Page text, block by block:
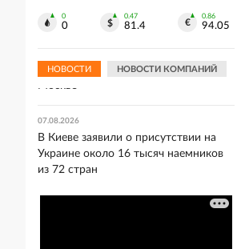
0
0
0.47
81.4
0.86
94.05
НОВОСТИ НОВОСТИ КОМПАНИЙ
Иваном Едешко пройдет 7 августа в
Москве
07.08.2026
В Киеве заявили о присутствии на
Украине около 16 тысяч наемников
из 72 стран